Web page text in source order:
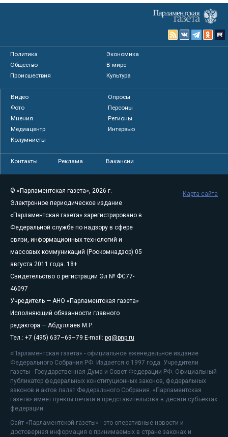
Политика
Экономика
Общество
В мире
Происшествия
Культура
Видео
Опросы
Фото
Персоны
Мнения
Регионы
Медиацентр
Интервью
Колумнисты
Контакты Реклама Вакансии
© «Парламентская газета», 2026 г.
Электронное периодическое издание
«Парламентская газета» зарегистрировано в
Федеральной службе по надзору в сфере
связи, информационных технологий и
массовых коммуникаций (Роскомнадзор) 05
августа 2011 года. 18+
Свидетельство о регистрации Эл № ФС77-
46097
Учредитель — АНО «Парламентская газета»
Исполняющий обязанности главного
редактора — Абдуллаев М.Р.
Тел.: +7 (495) 637–69–79 E-mail: pg@pnp.ru
«Парламентская газета» - официальное еженедельное издание
Федерального Собрания РФ. Издается с 1997 года. Учредители
газеты - Государственная Дума и Совет Федерации РФ. Официальный
публикатор федеральных конституционных законов, федеральных
законов и актов палат Федерального Собрания. «Парламентская
газета» имеет пункты печати и представительства в десяти субъектах
федерации.
Сайт «Парламентской газеты» - это оперативные новости и
достоверная информация о принимаемых в стране законах и
Карта сайта